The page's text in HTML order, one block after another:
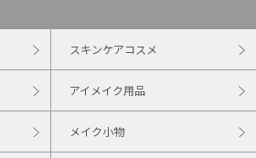
スキンケアコスメ
アイメイク用品
メイク小物